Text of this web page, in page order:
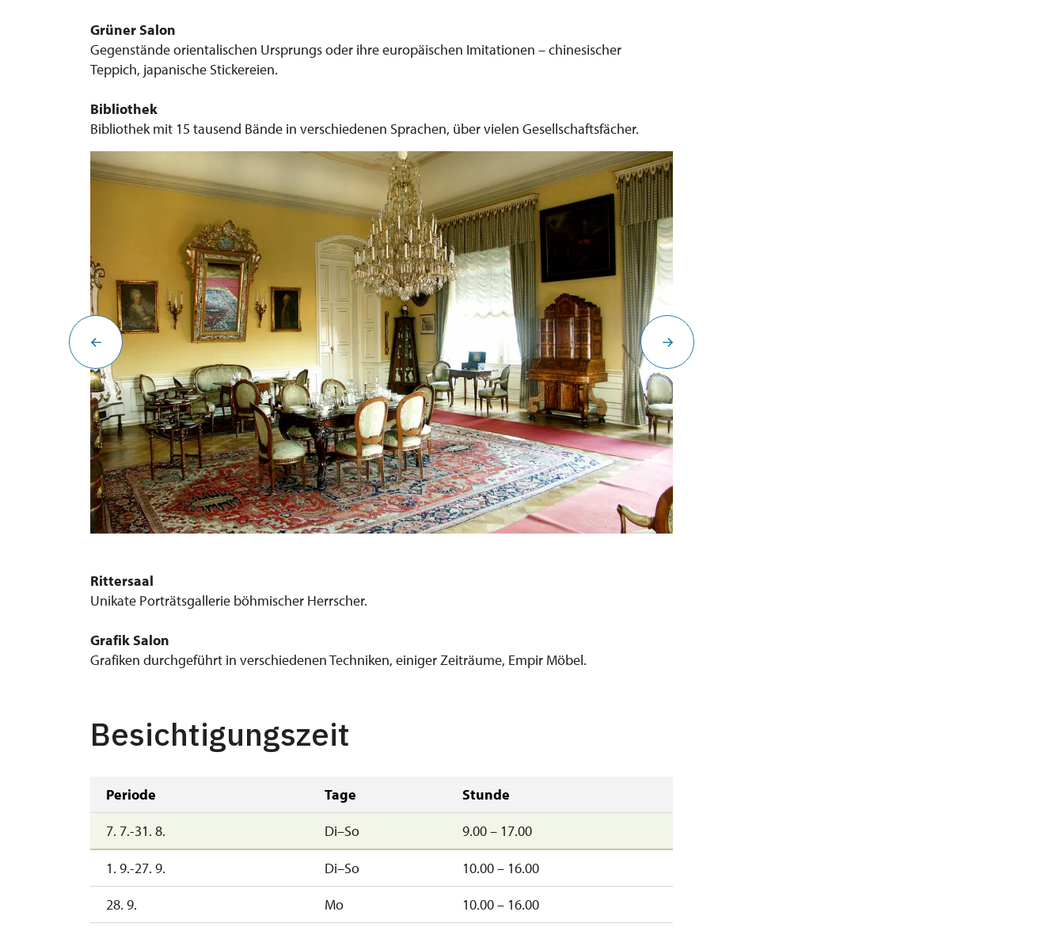
Grüner Salon
Gegenstände orientalischen Ursprungs oder ihre europäischen Imitationen – chinesischer
Teppich, japanische Stickereien.
Bibliothek
Bibliothek mit 15 tausend Bände in verschiedenen Sprachen, über vielen Gesellschaftsfächer.
Rittersaal
Unikate Porträtsgallerie böhmischer Herrscher.
Grafik Salon
Grafiken durchgeführt in verschiedenen Techniken, einiger Zeiträume, Empir Möbel.
Besichtigungszeit
Periode Tage
Stunde
7. 7.-31. 8.
Di–So 9.00 – 17.00
1. 9.-27. 9. Di–So
10.00 – 16.00
28. 9.
Mo
10.00 – 16.00